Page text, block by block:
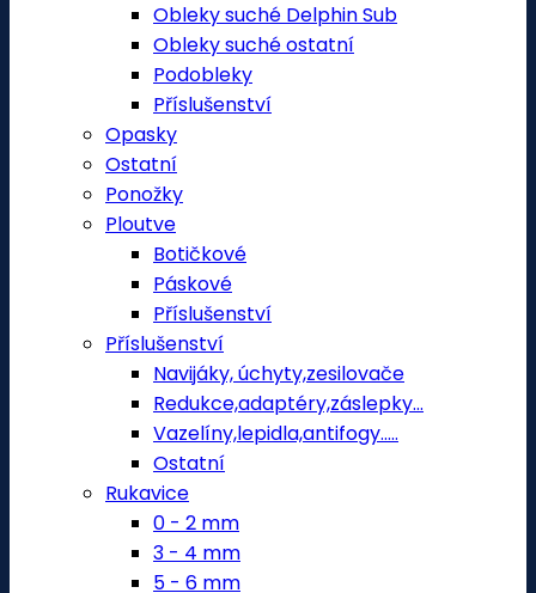
Obleky suché Delphin Sub
Obleky suché ostatní
Podobleky
Příslušenství
Opasky
Ostatní
Ponožky
Ploutve
Botičkové
Páskové
Příslušenství
Příslušenství
Navijáky, úchyty,zesilovače
Redukce,adaptéry,záslepky...
Vazelíny,lepidla,antifogy.....
Ostatní
Rukavice
0 - 2 mm
3 - 4 mm
5 - 6 mm